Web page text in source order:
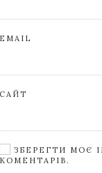
EMAIL
САЙТ
ЗБЕРЕГТИ МОЄ
КОМЕНТАРІВ.